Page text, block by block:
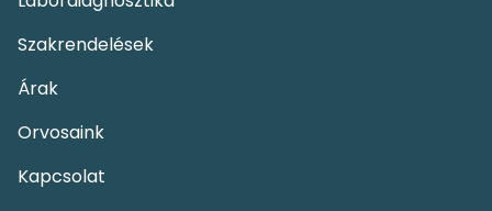
Szakrendelések
Árak
Orvosaink
Kapcsolat